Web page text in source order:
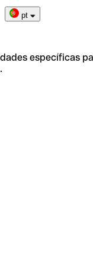
pt
específicas